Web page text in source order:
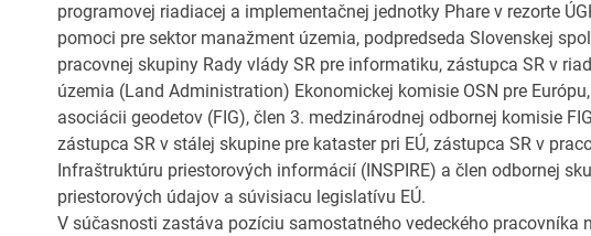
programovej riadiacej a implementačnej jednotky Phare v rezorte
pomoci pre sektor manažment územia, podpredseda Slovenskej
pracovnej skupiny Rady vlády SR pre informatiku, zástupca SR v
územia (Land Administration) Ekonomickej komisie OSN pre
asociácii geodetov (FIG), člen 3. medzinárodnej odbornej komisie
zástupca SR v stálej skupine pre kataster pri EÚ, zástupca SR v
Infraštruktúru priestorových informácií (INSPIRE) a člen odbornej
priestorových údajov a súvisiacu legislatívu EÚ.
V súčasnosti zastáva pozíciu samostatného vedeckého pracovníka